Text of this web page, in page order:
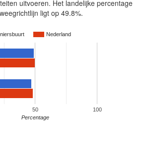
uitvoeren. Het landelijke percentage
ligt op 49.8%.
Nederland
50 100
Percentage